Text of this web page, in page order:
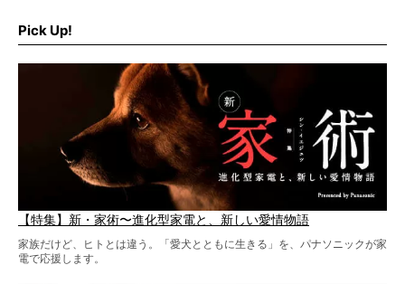
Pick Up!
【特集】新・家術〜進化型家電と、新しい愛情物語
家族だけど、ヒトとは違う。「愛犬とともに生きる」を、パナソニックが家
電で応援します。